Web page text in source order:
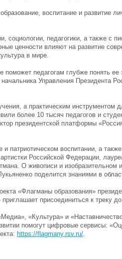
воспитание и развитие
социологии, педагогики, а также с
ценности влияют на развитие
в мире.
педагогам глубже понять ее
Управления Президента
а практическим инструментом
более 10 тысяч педагогов и
президентской платформы
патриотическом воспитании, а
Российской Федерации,
О живописи и изобразительном
поделится знаниями в
«Флагманы образования»
присоединиться к треку до
«Культура» и
помогут цифровые сервисы:
https://flagmany.rsv.ru/